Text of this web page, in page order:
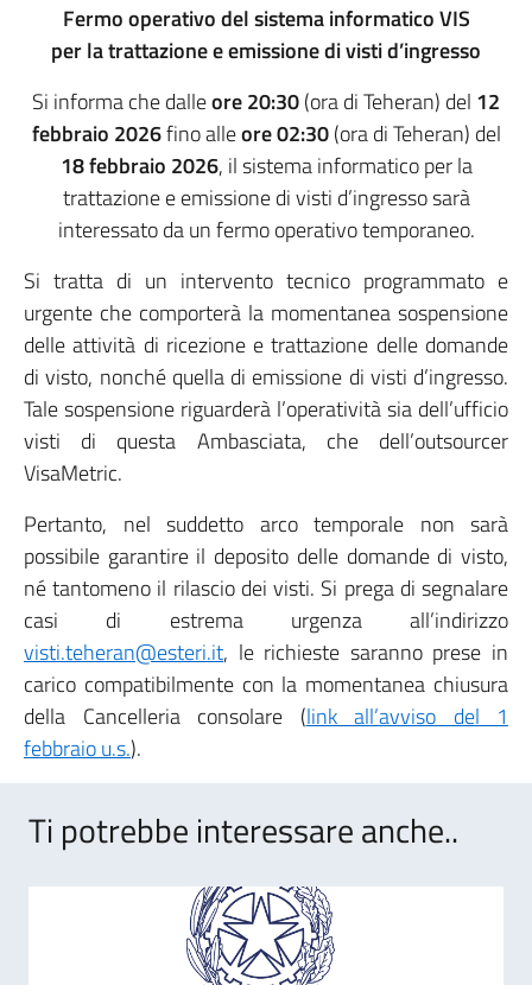
Fermo operativo del sistema informatico VIS
per la trattazione e emissione di visti d’ingresso
Si informa che dalleore 20:30(ora di Teheran) del 12
febbraio 2026fino alleore 02:30(ora di Teheran) del
18 febbraio 2026, il sistema informatico per la
trattazione e emissione di visti d’ingresso sarà
interessato da un fermo operativo temporaneo.
Si tratta di un intervento tecnico programmato e
urgente che comporterà la momentanea sospensione
delle attività di ricezione e trattazione delle domande
di visto, nonché quella di emissione di visti d’ingresso.
Tale sospensione riguarderà l’operatività sia dell’ufficio
visti di questa Ambasciata, che dell’outsourcer
VisaMetric.
Pertanto, nel suddetto arco temporale non sarà
possibile garantire il deposito delle domande di visto,
né tantomeno il rilascio dei visti. Si prega di segnalare
casi di estrema urgenza all’indirizzo
visti.teheran@esteri.it, le richieste saranno prese in
carico compatibilmente con la momentanea chiusura
della Cancelleria consolare (link all’avviso del 1
febbraio u.s.).
Ti potrebbe interessare anche..